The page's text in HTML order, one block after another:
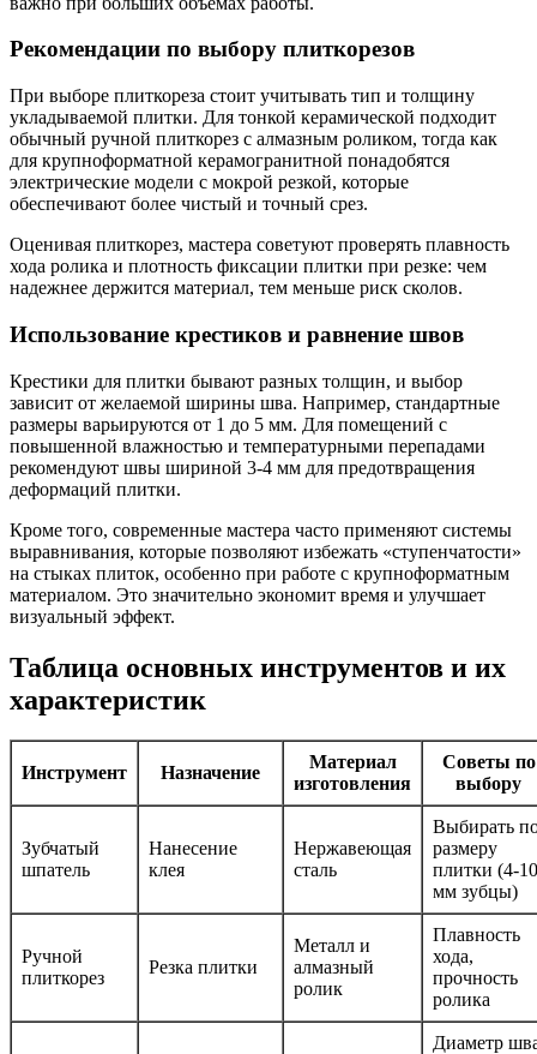
Рекомендации по выбору плиткорезов
При выборе плиткореза стоит учитывать тип и толщину
укладываемой плитки. Для тонкой керамической подходит
обычный ручной плиткорез с алмазным роликом, тогда как
для крупноформатной керамогранитной понадобятся
электрические модели с мокрой резкой, которые
обеспечивают более чистый и точный срез.
Оценивая плиткорез, мастера советуют проверять плавность
хода ролика и плотность фиксации плитки при резке: чем
надежнее держится материал, тем меньше риск сколов.
Использование крестиков и равнение швов
Крестики для плитки бывают разных толщин, и выбор
зависит от желаемой ширины шва. Например, стандартные
размеры варьируются от 1 до 5 мм. Для помещений с
повышенной влажностью и температурными перепадами
рекомендуют швы шириной 3-4 мм для предотвращения
деформаций плитки.
Кроме того, современные мастера часто применяют системы
выравнивания, которые позволяют избежать «ступенчатости»
на стыках плиток, особенно при работе с крупноформатным
материалом. Это значительно экономит время и улучшает
визуальный эффект.
Таблица основных инструментов и их
характеристик
Инструмент Назначение
Материал
изготовления
Советы по
выбору
Зубчатый
шпатель
Нанесение
клея
Нержавеющая
сталь
Выбирать
размеру
плитки (4-10
мм зубцы)
Ручной
плиткорез
Резка плитки
Металл и
алмазный
ролик
Плавность
хода,
прочность
ролика
Диаметр